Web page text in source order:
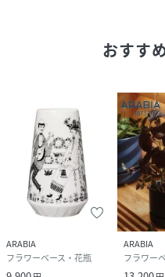
おすす
ARABIA
フラワーベース・花瓶
ARABIA
フラワー